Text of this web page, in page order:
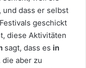
und dass er selbst
geschickt
diese Aktivitäten
sagt, dass es in
die aber zu